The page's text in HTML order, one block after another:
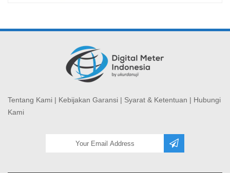
Tentang Kami | Kebijakan Garansi | Syarat & Ketentuan | Hubungi
Kami